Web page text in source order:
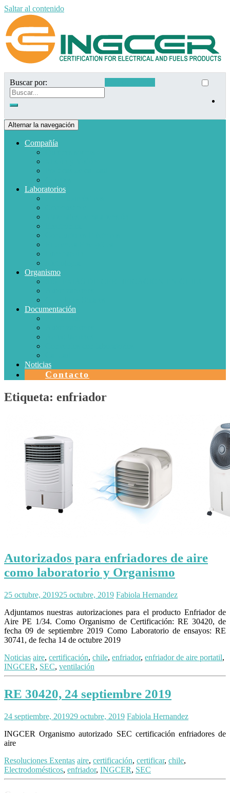
Saltar al contenido
Buscar por:
Alternar la navegación
Compañía
Laboratorios
Organismo
Documentación
Noticias
Contacto
Etiqueta: enfriador
Autorizados para enfriadores de aire
como laboratorio y Organismo
25 octubre, 201925 octubre, 2019 Fabiola Hernandez
Adjuntamos nuestras autorizaciones para el producto Enfriador de
Aire PE 1/34. Como Organismo de Certificación: RE 30420, de
fecha 09 de septiembre 2019 Como Laboratorio de ensayos: RE
30741, de fecha 14 de octubre 2019
Noticias aire, certificación, chile, enfriador, enfriador de aire portatil,
INGCER, SEC, ventilación
RE 30420, 24 septiembre 2019
24 septiembre, 201929 octubre, 2019 Fabiola Hernandez
INGCER Organismo autorizado SEC certificación enfriadores de
aire
Resoluciones Exentas aire, certificación, certificar, chile,
Electrodomésticos, enfriador, INGCER, SEC